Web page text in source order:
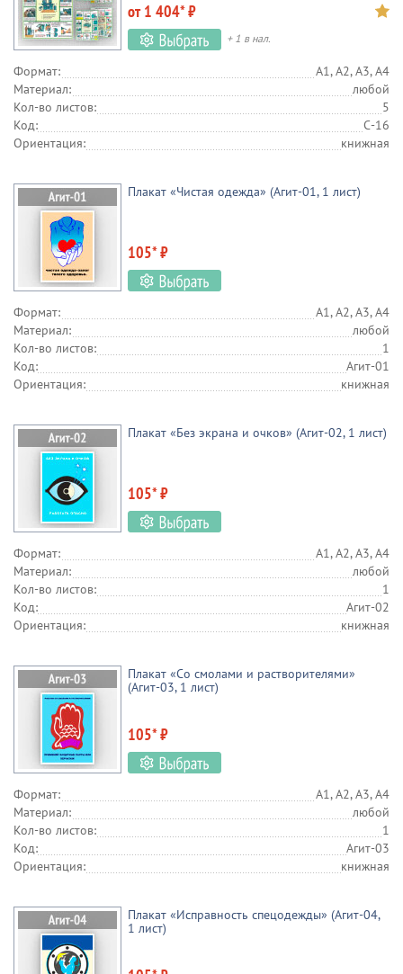
от 1 404* ₽
+ 1 в нал.
Формат:
А1, А2, А3, А4
Материал:
любой
Кол-во листов:
5
Код:
С-16
Ориентация:
книжная
Плакат «Чистая одежда» (Агит-01, 1 лист)
105* ₽
Формат:
А1, А2, А3, А4
Материал:
любой
Кол-во листов:
1
Код:
Агит-01
Ориентация:
книжная
Плакат «Без экрана и очков» (Агит-02, 1 лист)
105* ₽
Формат:
А1, А2, А3, А4
Материал:
любой
Кол-во листов:
1
Код:
Агит-02
Ориентация:
книжная
Плакат «Со смолами и растворителями»
(Агит-03, 1 лист)
105* ₽
Формат:
А1, А2, А3, А4
Материал:
любой
Кол-во листов:
1
Код:
Агит-03
Ориентация:
книжная
Плакат «Исправность спецодежды» (Агит-04,
1 лист)